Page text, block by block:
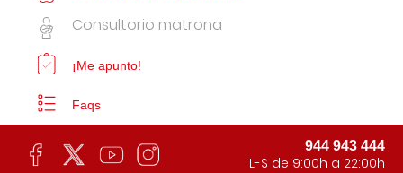
Consultorio matrona
¡Me apunto!
Faqs
944 943 444
L-S de 9:00h a 22:00h